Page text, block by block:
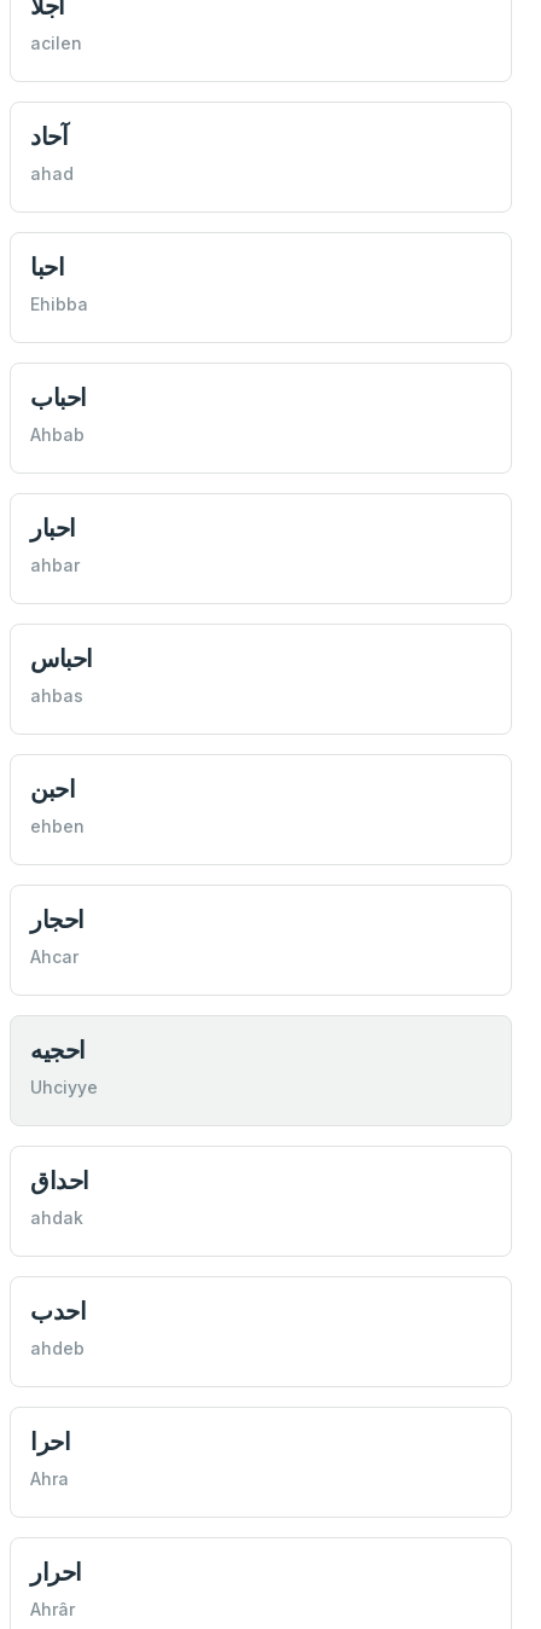
acilen
آحاد
ahad
احبا
Ehibba
احباب
Ahbab
احبار
ahbar
احباس
ahbas
احبن
ehben
احجار
Ahcar
احجيه
Uhciyye
احداق
ahdak
احدب
ahdeb
احرا
Ahra
احرار
Ahrâr